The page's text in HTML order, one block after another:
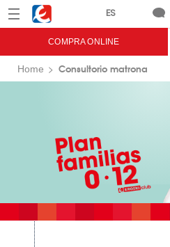
Menú Eroski
COMPRA ONLINE
Home Consultorio matrona